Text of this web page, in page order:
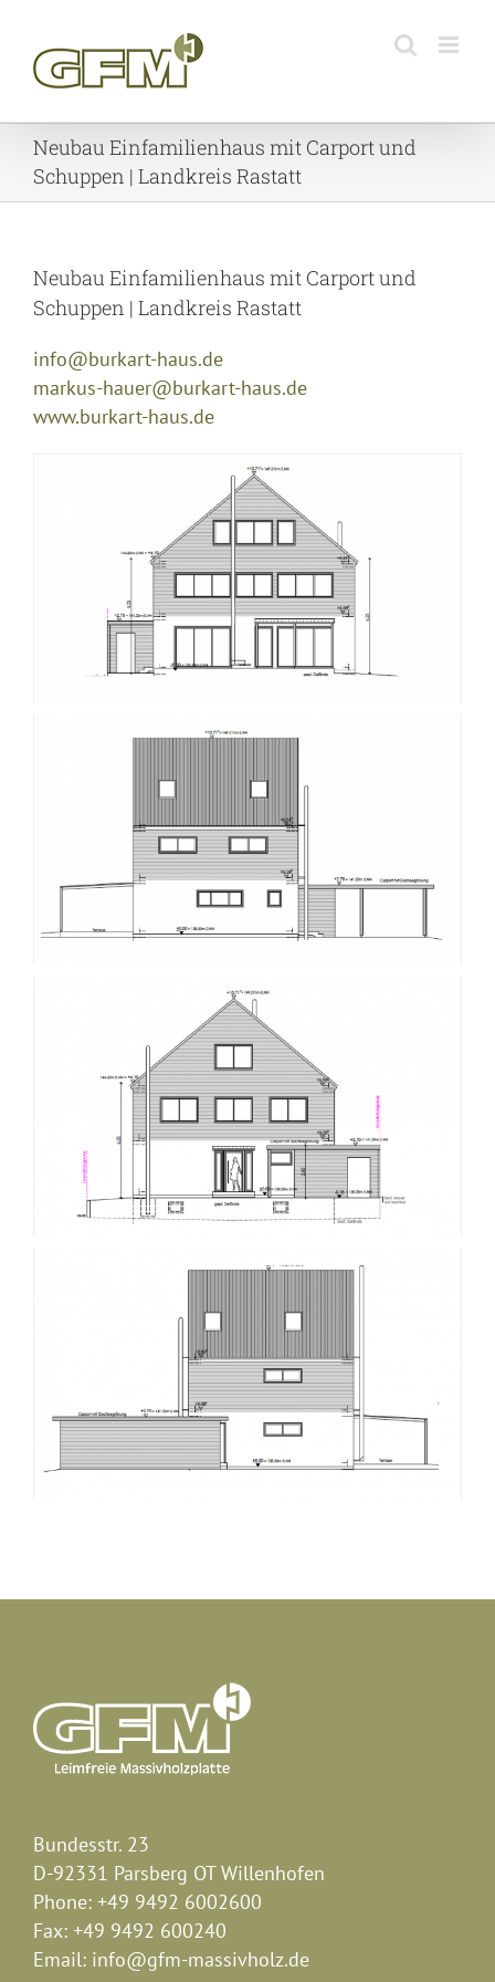
content
Neubau Einfamilienhaus mit Carport und
Schuppen | Landkreis Rastatt
Neubau Einfamilienhaus mit Carport und
Schuppen | Landkreis Rastatt
info@burkart-haus.de
markus-hauer@burkart-haus.de
www.burkart-haus.de
Bundesstr. 23
D-92331 Parsberg OT Willenhofen
Phone: +49 9492 6002600
Fax: +49 9492 600240
Email: info@gfm-massivholz.de